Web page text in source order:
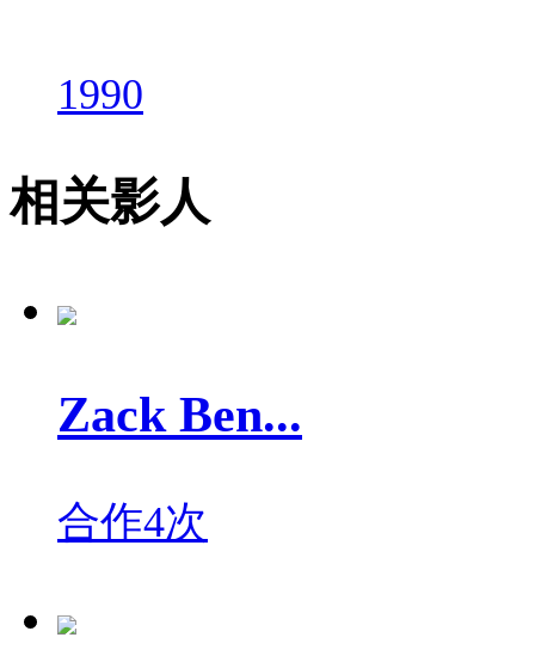
1990
相关影人
Zack Ben...
合作4次